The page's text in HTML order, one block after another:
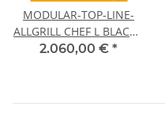
MODULAR-TOP-LINE-
ALLGRILL CHEF L BLACK -
Grundmodell-
2.060,00 € *